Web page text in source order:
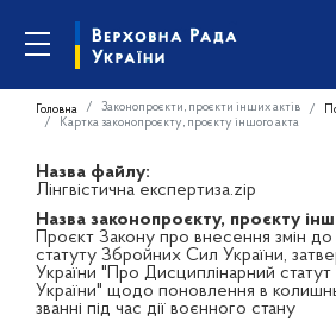
Головна Законопроєкти, проєкти інших актів
Картка законопроєкту, проєкту іншого акта
Назва файлу:
Лінгвістична експертиза.zip
Назва законопроєкту, проєкту
Проєкт Закону про внесення змін
статуту Збройних Сил України,
України "Про Дисциплінарний
України" щодо поновлення в
званні під час дії воєнного стану